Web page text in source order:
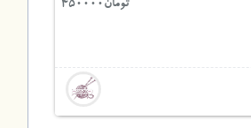
تومان450000